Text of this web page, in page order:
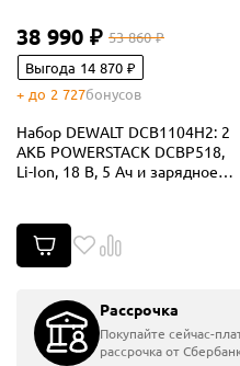
38 990 ₽ 53 860 ₽
Выгода 14 870 ₽
+ до 2 727бонусов
Набор DEWALT DCB1104H2: 2
АКБ POWERSTACK DCBP518,
Li-Ion, 18 В, 5 Ач и зарядное
Рассрочка
Покупайте сейчас-
рассрочка от